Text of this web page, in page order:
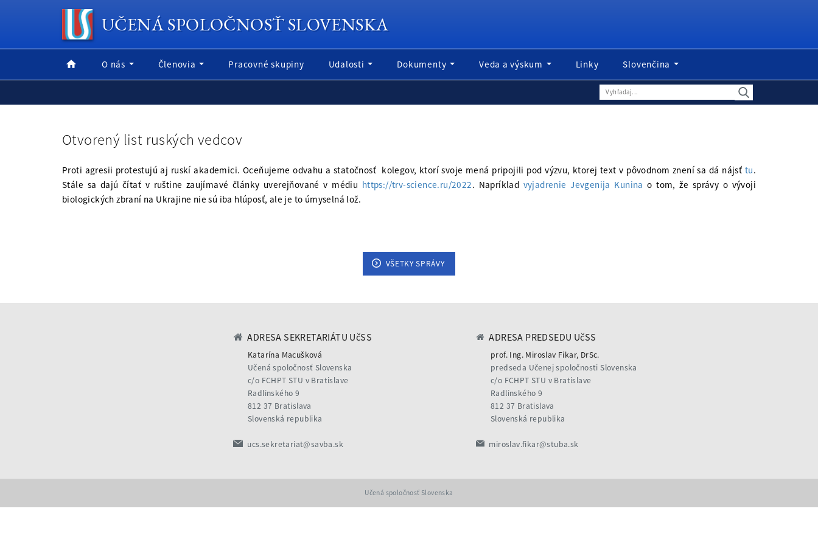
UČENÁ SPOLOČNOSŤ SLOVENSKA
O nás Členovia Pracovné skupiny Udalosti Dokumenty Veda a výskum Linky Slovenčina
Otvorený list ruských vedcov
Proti agresii protestujú aj ruskí akademici. Oceňujeme odvahu a statočnosť kolegov, ktorí svoje mená pripojili pod výzvu, ktorej text v pôvodnom znení sa dá nájsť tu.
Stále sa dajú čítať v ruštine zaujímavé články uverejňované v médiu https://trv-science.ru/2022. Napríklad vyjadrenie Jevgenija Kunina o tom, že správy o vývoji
biologických zbraní na Ukrajine nie sú iba hlúposť, ale je to úmyselná lož.
VŠETKY SPRÁVY
ADRESA SEKRETARIÁTU UčSS
Katarína Macušková
Učená spoločnosť Slovenska
c/o FCHPT STU v Bratislave
Radlinského 9
812 37 Bratislava
Slovenská republika
ucs.sekretariat@savba.sk
ADRESA PREDSEDU UčSS
prof. Ing. Miroslav Fikar, DrSc.
predseda Učenej spoločnosti Slovenska
c/o FCHPT STU v Bratislave
Radlinského 9
812 37 Bratislava
Slovenská republika
miroslav.fikar@stuba.sk
Učená spoločnosť Slovenska